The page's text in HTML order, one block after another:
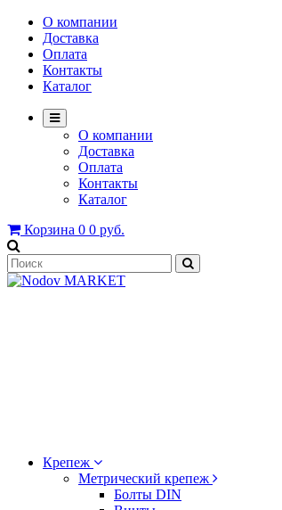
О компании
Доставка
Оплата
Контакты
Каталог
О компании
Доставка
Оплата
Контакты
Каталог
Корзина 0 0 руб.
Крепеж
Метрический крепеж
Болты DIN